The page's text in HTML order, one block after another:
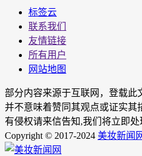
标签云
联系我们
友情链接
所有用户
网站地图
部分内容来源于互联网，登载此
并不意味着赞同其观点或证实其
有侵权请来信告知,我们将立即处
Copyright © 2017-2024 美妆新闻